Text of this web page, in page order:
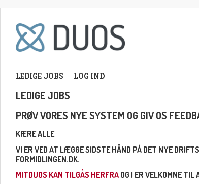
LEDIGE JOBS LOG IND
LEDIGE JOBS
PRØV VORES NYE SYSTEM OG GIV OS
KÆRE ALLE
VI ER VED AT LÆGGE SIDSTE HÅND PÅ DET NYE
FORMIDLINGEN.DK.
MITDUOS KAN TILGÅS HERFRA OG I ER VELKOMNE